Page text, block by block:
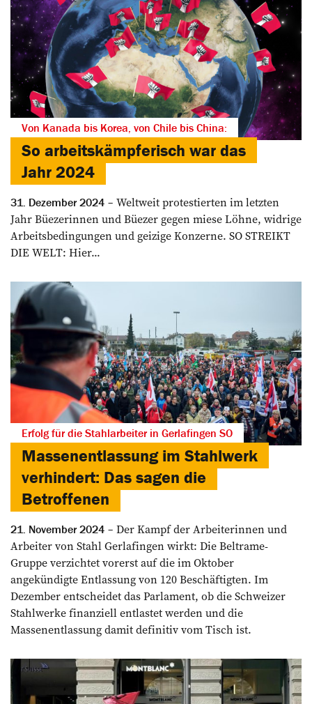
Von Kanada bis Korea, von Chile bis China:
So arbeitskämpferisch war das
Jahr 2024
31. Dezember 2024
Weltweit protestierten im letzten
Jahr Büezerinnen und Büezer gegen miese Löhne, widrige
Arbeitsbedingungen und geizige Konzerne. SO STREIKT
DIE WELT: Hier...
Erfolg für die Stahlarbeiter in Gerlafingen SO
Massenentlassung im Stahlwerk
verhindert: Das sagen die
Betroffenen
21. November 2024
Der Kampf der Arbeiterinnen und
Arbeiter von Stahl Gerlafingen wirkt: Die Beltrame-
Gruppe verzichtet vorerst auf die im Oktober
angekündigte Entlassung von 120 Beschäftigten. Im
Dezember entscheidet das Parlament, ob die Schweizer
Stahlwerke finanziell entlastet werden und die
Massenentlassung damit definitiv vom Tisch ist.